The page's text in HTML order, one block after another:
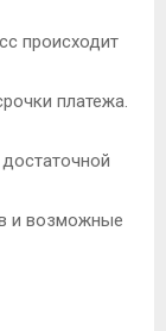
происходит
платежа.
и возможные